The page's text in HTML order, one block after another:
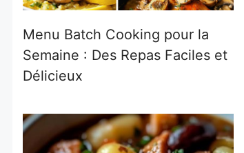
Menu Batch Cooking pour la
Semaine : Des Repas Faciles et
Délicieux